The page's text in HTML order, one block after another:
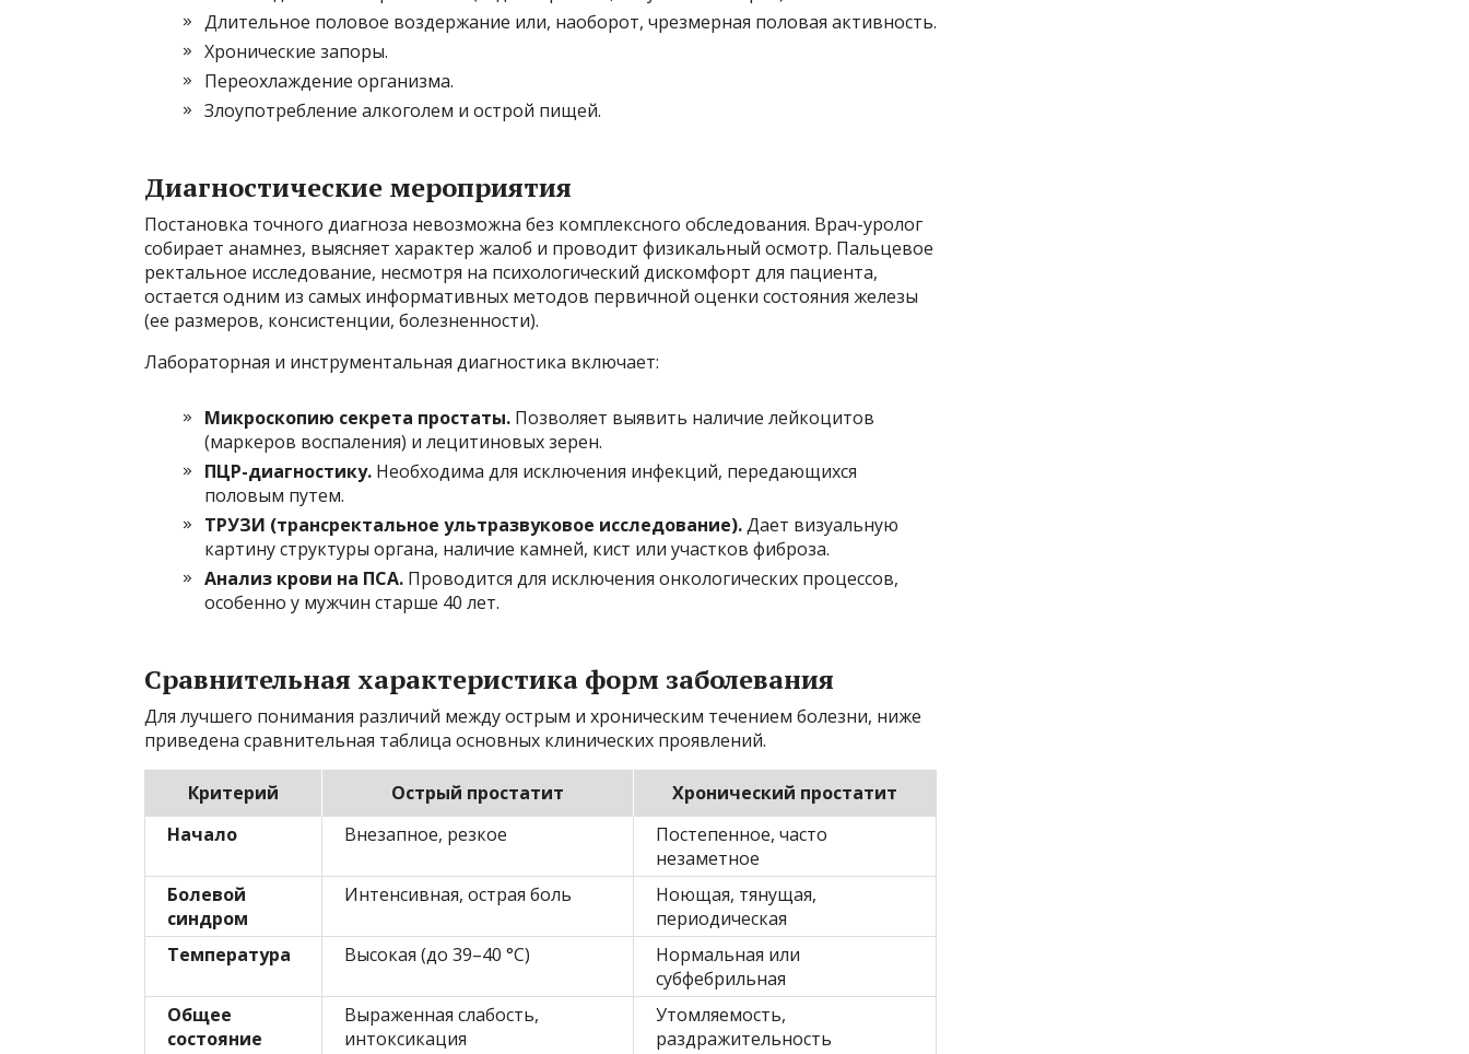
Длительное половое воздержание или, наоборот, чрезмерная половая активность.
Хронические запоры.
Переохлаждение организма.
Злоупотребление алкоголем и острой пищей.
Диагностические мероприятия
Постановка точного диагноза невозможна без комплексного обследования. Врач-уролог
собирает анамнез, выясняет характер жалоб и проводит физикальный осмотр. Пальцевое
ректальное исследование, несмотря на психологический дискомфорт для пациента,
остается одним из самых информативных методов первичной оценки состояния железы
(ее размеров, консистенции, болезненности).
Лабораторная и инструментальная диагностика включает:
Микроскопию секрета простаты. Позволяет выявить наличие лейкоцитов
(маркеров воспаления) и лецитиновых зерен.
ПЦР-диагностику. Необходима для исключения инфекций, передающихся
половым путем.
ТРУЗИ (трансректальное ультразвуковое исследование).Дает визуальную
картину структуры органа, наличие камней, кист или участков фиброза.
Анализ крови на ПСА. Проводится для исключения онкологических процессов,
особенно у мужчин старше 40 лет.
Сравнительная характеристика форм заболевания
Для лучшего понимания различий между острым и хроническим течением болезни, ниже
приведена сравнительная таблица основных клинических проявлений.
Критерий Острый простатит
Хронический простатит
Начало
Внезапное, резкое
Постепенное, часто
незаметное
Болевой
синдром
Интенсивная, острая боль
Ноющая, тянущая,
периодическая
Температура
Высокая (до 39–40 °C)
Нормальная или
субфебрильная
Общее
состояние
Выраженная слабость,
интоксикация
Утомляемость,
раздражительность